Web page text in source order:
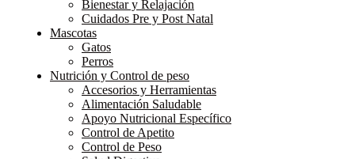
Bienestar y Relajación
Cuidados Pre y Post Natal
Mascotas
Gatos
Perros
Nutrición y Control de peso
Accesorios y Herramientas
Alimentación Saludable
Apoyo Nutricional Específico
Control de Apetito
Control de Peso